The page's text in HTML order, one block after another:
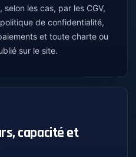
les cas, par les CGV,
de confidentialité,
et toute charte ou
sur le site.
capacité et